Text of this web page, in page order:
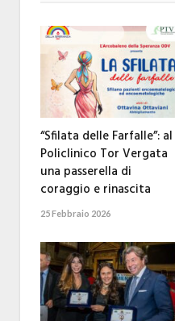
“Sfilata delle Farfalle”: al
Policlinico Tor Vergata
una passerella di
coraggio e rinascita
25 Febbraio 2026